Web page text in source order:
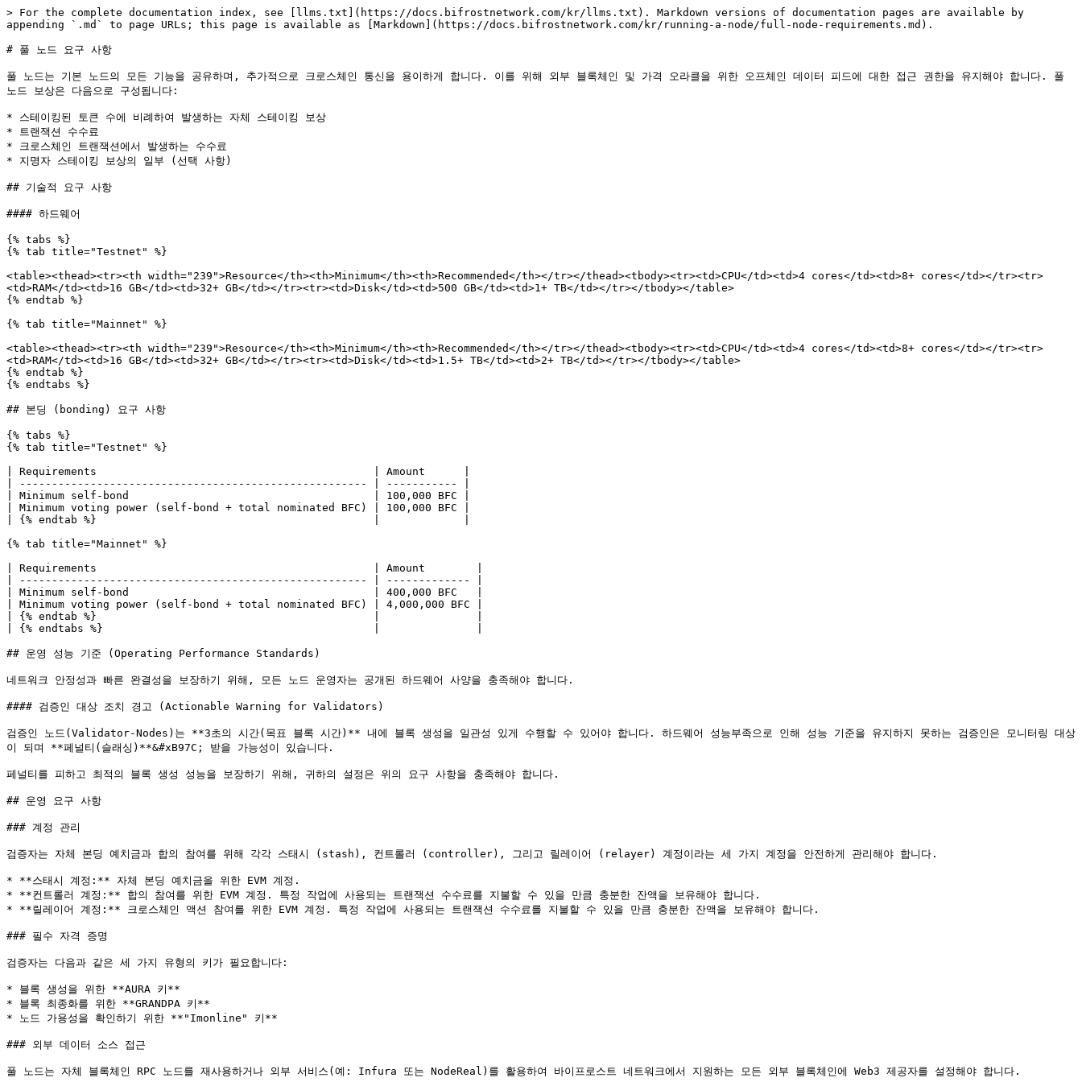
> For the complete documentation index, see [llms.txt](https://docs.bifrostnetwork.com/kr/llms.txt). Markdown versions of documentation pages are available by
appending `.md` to page URLs; this page is available as [Markdown](https://docs.bifrostnetwork.com/kr/running-a-node/full-node-requirements.md).
# 풀 노드 요구 사항
풀 노드는 기본 노드의 모든 기능을 공유하며, 추가적으로 크로스체인 통신을 용이하게 합니다. 이를 위해 외부 블록체인 및 가격 오라클을 위한 오프체인 데이터 피드에 대한 접근 권한을 유지해야 합니다. 풀
노드 보상은 다음으로 구성됩니다:
* 스테이킹된 토큰 수에 비례하여 발생하는 자체 스테이킹 보상
* 트랜잭션 수수료
* 크로스체인 트랜잭션에서 발생하는 수수료
* 지명자 스테이킹 보상의 일부 (선택 사항)
## 기술적 요구 사항
#### 하드웨어
{% tabs %}
{% tab title="Testnet" %}
<table><thead><tr><th width="239">Resource</th><th>Minimum</th><th>Recommended</th></tr></thead><tbody><tr><td>CPU</td><td>4 cores</td><td>8+ cores</td></tr><tr>
<td>RAM</td><td>16 GB</td><td>32+ GB</td></tr><tr><td>Disk</td><td>500 GB</td><td>1+ TB</td></tr></tbody></table>
{% endtab %}
{% tab title="Mainnet" %}
<table><thead><tr><th width="239">Resource</th><th>Minimum</th><th>Recommended</th></tr></thead><tbody><tr><td>CPU</td><td>4 cores</td><td>8+ cores</td></tr><tr>
<td>RAM</td><td>16 GB</td><td>32+ GB</td></tr><tr><td>Disk</td><td>1.5+ TB</td><td>2+ TB</td></tr></tbody></table>
{% endtab %}
{% endtabs %}
## 본딩 (bonding) 요구 사항
{% tabs %}
{% tab title="Testnet" %}
| Requirements                                           | Amount      |
| ------------------------------------------------------ | ----------- |
| Minimum self-bond                                      | 100,000 BFC |
| Minimum voting power (self-bond + total nominated BFC) | 100,000 BFC |
| {% endtab %}                                           |             |
{% tab title="Mainnet" %}
| Requirements                                           | Amount        |
| ------------------------------------------------------ | ------------- |
| Minimum self-bond                                      | 400,000 BFC   |
| Minimum voting power (self-bond + total nominated BFC) | 4,000,000 BFC |
| {% endtab %}                                           |               |
| {% endtabs %}                                          |               |
## 운영 성능 기준 (Operating Performance Standards)
네트워크 안정성과 빠른 완결성을 보장하기 위해, 모든 노드 운영자는 공개된 하드웨어 사양을 충족해야 합니다.
#### 검증인 대상 조치 경고 (Actionable Warning for Validators)
검증인 노드(Validator-Nodes)는 **3초의 시간(목표 블록 시간)** 내에 블록 생성을 일관성 있게 수행할 수 있어야 합니다. 하드웨어 성능부족으로 인해 성능 기준을 유지하지 못하는 검증인은 모니터링 대상
이 되며 **페널티(슬래싱)**&#xB97C; 받을 가능성이 있습니다.
페널티를 피하고 최적의 블록 생성 성능을 보장하기 위해, 귀하의 설정은 위의 요구 사항을 충족해야 합니다.
## 운영 요구 사항
### 계정 관리
검증자는 자체 본딩 예치금과 합의 참여를 위해 각각 스태시 (stash), 컨트롤러 (controller), 그리고 릴레이어 (relayer) 계정이라는 세 가지 계정을 안전하게 관리해야 합니다.
* **스태시 계정:** 자체 본딩 예치금을 위한 EVM 계정.
* **컨트롤러 계정:** 합의 참여를 위한 EVM 계정. 특정 작업에 사용되는 트랜잭션 수수료를 지불할 수 있을 만큼 충분한 잔액을 보유해야 합니다.
* **릴레이어 계정:** 크로스체인 액션 참여를 위한 EVM 계정. 특정 작업에 사용되는 트랜잭션 수수료를 지불할 수 있을 만큼 충분한 잔액을 보유해야 합니다.
### 필수 자격 증명
검증자는 다음과 같은 세 가지 유형의 키가 필요합니다:
* 블록 생성을 위한 **AURA 키**
* 블록 최종화를 위한 **GRANDPA 키**
* 노드 가용성을 확인하기 위한 **"Imonline" 키**
### 외부 데이터 소스 접근
풀 노드는 자체 블록체인 RPC 노드를 재사용하거나 외부 서비스(예: Infura 또는 NodeReal)를 활용하여 바이프로스트 네트워크에서 지원하는 모든 외부 블록체인에 Web3 제공자를 설정해야 합니다.